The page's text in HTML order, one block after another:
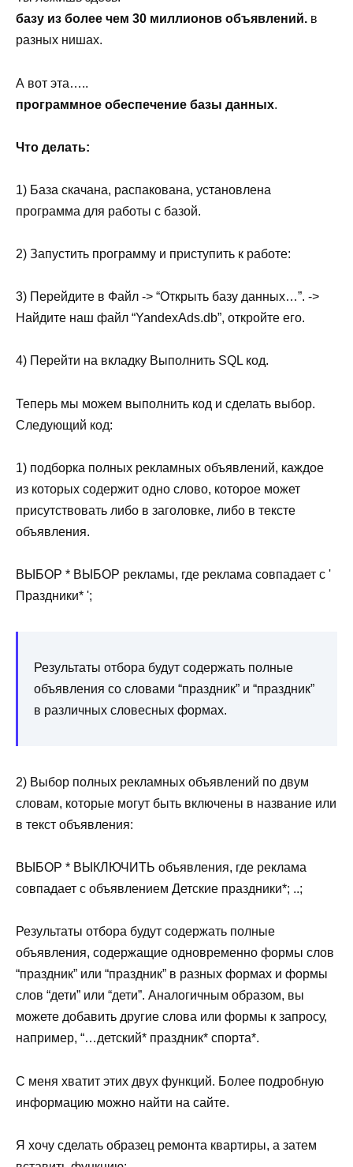
базу из более чем 30 миллионов объявлений. в
разных нишах.
А вот эта…..
программное обеспечение базы данных.
Что делать:
1) База скачана, распакована, установлена
программа для работы с базой.
2) Запустить программу и приступить к работе:
3) Перейдите в Файл -> “Открыть базу данных…”. ->
Найдите наш файл “YandexAds.db”, откройте его.
4) Перейти на вкладку Выполнить SQL код.
Теперь мы можем выполнить код и сделать выбор.
Следующий код:
1) подборка полных рекламных объявлений, каждое
из которых содержит одно слово, которое может
присутствовать либо в заголовке, либо в тексте
объявления.
ВЫБОР * ВЫБОР рекламы, где реклама совпадает с '
Праздники* ';
Результаты отбора будут содержать полные
объявления со словами “праздник” и “праздник”
в различных словесных формах.
2) Выбор полных рекламных объявлений по двум
словам, которые могут быть включены в название или
в текст объявления:
ВЫБОР * ВЫКЛЮЧИТЬ объявления, где реклама
совпадает с объявлением Детские праздники*; ..;
Результаты отбора будут содержать полные
объявления, содержащие одновременно формы слов
“праздник” или “праздник” в разных формах и формы
слов “дети” или “дети”. Аналогичным образом, вы
можете добавить другие слова или формы к запросу,
например, “…детский* праздник* спорта*.
С меня хватит этих двух функций. Более подробную
информацию можно найти на сайте.
Я хочу сделать образец ремонта квартиры, а затем